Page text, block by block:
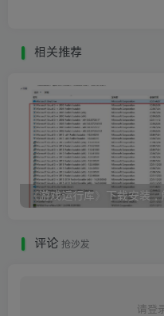
相关推荐
评论 抢沙发
请登